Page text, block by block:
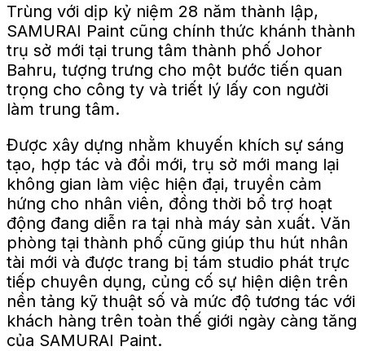
Trùng với dịp kỷ niệm 28 năm thành lập,
SAMURAI Paint cũng chính thức khánh thành
trụ sở mới tại trung tâm thành phố Johor
Bahru, tượng trưng cho một bước tiến quan
trọng cho công ty và triết lý lấy con người
làm trung tâm.
Được xây dựng nhằm khuyến khích sự sáng
tạo, hợp tác và đổi mới, trụ sở mới mang lại
không gian làm việc hiện đại, truyền cảm
hứng cho nhân viên, đồng thời bổ trợ hoạt
động đang diễn ra tại nhà máy sản xuất. Văn
phòng tại thành phố cũng giúp thu hút nhân
tài mới và được trang bị tám studio phát trực
tiếp chuyên dụng, củng cố sự hiện diện trên
nền tảng kỹ thuật số và mức độ tương tác với
khách hàng trên toàn thế giới ngày càng tăng
của SAMURAI Paint.